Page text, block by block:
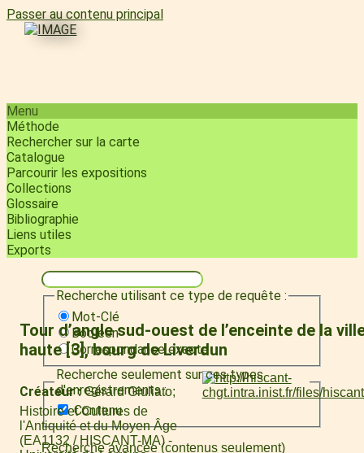
Passer au contenu principal
Menu
Méthode
Rechercher sur la carte
Catalogue
Parcourir les expositions
Collections
Glossaire
Bibliographie
Liens utiles
Exports
Recherche utilisant ce type de requête :
Mot-Clé
Booléen
Correspondance exacte
Recherche seulement sur ces types
d'enregistrements :
Contenu
Recherche avancée (contenus seulement)
Tour d’angle sud-ouest de l’enceinte de la
haute [3], bourg de Liverdun
Créateur
Gérard Giuliato
Histoire et Cultures de
l'Antiquité et du Moyen Âge
(EA1132 / HISCANT-MA) -